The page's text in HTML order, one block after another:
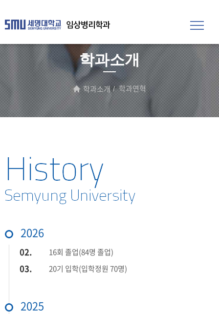
임상병리학과
학과소개
학과소개 학과연혁
2026
02. 16회 졸업(84명 졸업)
03. 20기 입학(입학정원 70명)
2025